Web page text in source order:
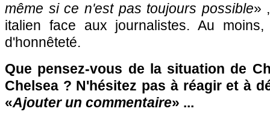
même si ce n'est pas toujours possible»
italien face aux journalistes. Au
d'honnêteté.
Que pensez-vous de la situation de
Chelsea ? N'hésitez pas à réagir et à
«Ajouter un commentaire» ...